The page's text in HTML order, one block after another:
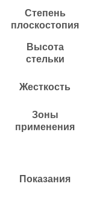
Степень
плоскостопия
Высота
стельки
Жесткость
Зоны
применения
Показания